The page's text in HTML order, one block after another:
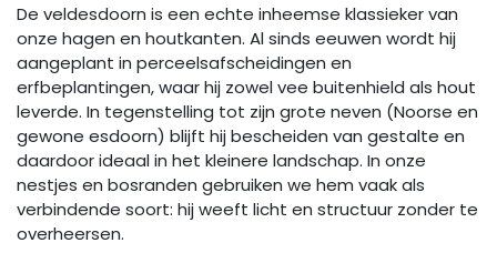
De veldesdoorn is een echte inheemse klassieker van
onze hagen en houtkanten. Al sinds eeuwen wordt hij
aangeplant in perceelsafscheidingen en
erfbeplantingen, waar hij zowel vee buitenhield als hout
leverde. In tegenstelling tot zijn grote neven (Noorse en
gewone esdoorn) blijft hij bescheiden van gestalte en
daardoor ideaal in het kleinere landschap. In onze
nestjes en bosranden gebruiken we hem vaak als
verbindende soort: hij weeft licht en structuur zonder te
overheersen.